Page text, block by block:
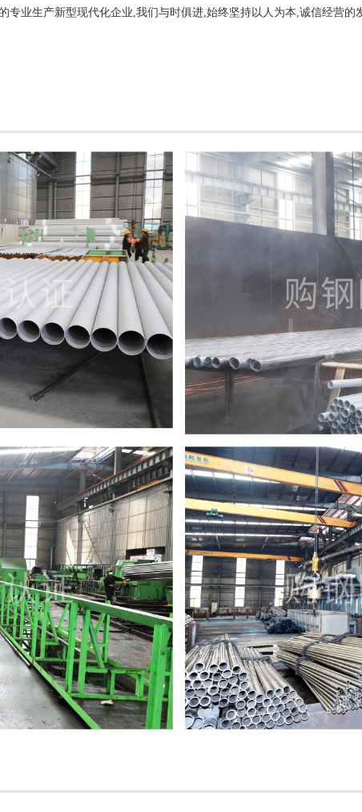
专业生产新型现代化企业,我们与时俱进,始终坚持以人为本,诚信经营